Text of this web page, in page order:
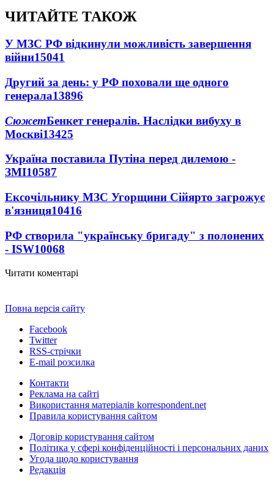
ЧИТАЙТЕ ТАКОЖ
У МЗС РФ відкинули можливість завершення
війни15041
Другий за день: у РФ поховали ще одного
генерала13896
СюжетБенкет генералів. Наслідки вибуху в
Москві13425
Україна поставила Путіна перед дилемою -
ЗМІ10587
Ексочільнику МЗС Угорщини Сійярто загрожує
в'язниця10416
РФ створила "українську бригаду" з полонених
- ISW10068
Читати коментарі
Повна версія сайту
Facebook
Twitter
RSS-стрічки
E-mail розсилка
Контакти
Реклама на сайті
Використання матеріалів korrespondent.net
Правила користування сайтом
Договір користування сайтом
Політика у сфері конфіденційності і персональних даних
Угода щодо користування
Редакція